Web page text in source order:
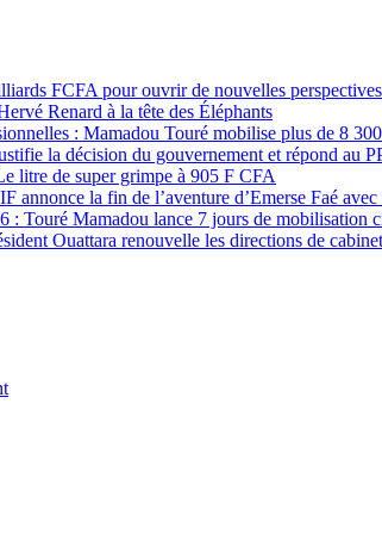
FCFA pour ouvrir de nouvelles
Renard à la tête des Éléphants
: Mamadou Touré mobilise plus de 8
la décision du gouvernement et répond au
litre de super grimpe à 905 F CFA
annonce la fin de l’aventure d’Emerse Faé avec
: Touré Mamadou lance 7 jours de mobilisation
Ouattara renouvelle les directions de